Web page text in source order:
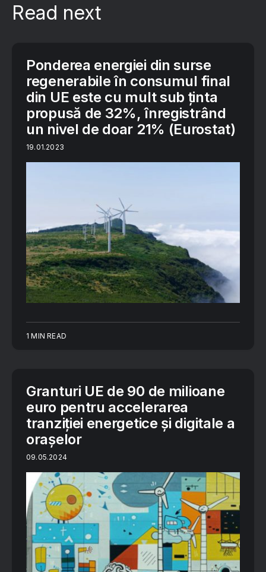
Read next
Ponderea energiei din surse
regenerabile în consumul final
din UE este cu mult sub ținta
propusă de 32%, înregistrând
un nivel de doar 21% (Eurostat)
19.01.2023
1 MIN READ
Granturi UE de 90 de milioane
euro pentru accelerarea
tranziției energetice și digitale a
orașelor
09.05.2024